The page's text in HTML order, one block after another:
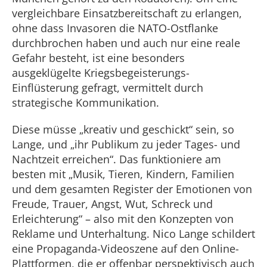
vergleichbare Einsatzbereitschaft zu erlangen,
ohne dass Invasoren die NATO-Ostflanke
durchbrochen haben und auch nur eine reale
Gefahr besteht, ist eine besonders
ausgeklügelte Kriegsbegeisterungs-
Einflüsterung gefragt, vermittelt durch
strategische Kommunikation.
Diese müsse „kreativ und geschickt“ sein, so
Lange, und „ihr Publikum zu jeder Tages- und
Nachtzeit erreichen“. Das funktioniere am
besten mit „Musik, Tieren, Kindern, Familien
und dem gesamten Register der Emotionen von
Freude, Trauer, Angst, Wut, Schreck und
Erleichterung“ – also mit den Konzepten von
Reklame und Unterhaltung. Nico Lange schildert
eine Propaganda-Videoszene auf den Online-
Plattformen, die er offenbar perspektivisch auch